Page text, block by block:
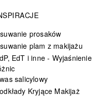
prosaków
plam z makijażu
EdT i inne - Wyjaśnienie
salicylowy
Kryjące Makijaż